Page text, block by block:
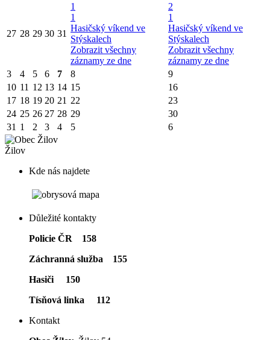
27 28 29 30 31
1
1
Hasičský víkend ve
Stýskalech
Zobrazit všechny
záznamy ze dne
2
1
Hasičský víkend ve
Stýskalech
Zobrazit všechny
záznamy ze dne
3
4 5 6 7 8
9
10 11 12 13 14 15
16
17 18 19 20 21 22
23
24 25 26 27 28 29
30
31 1 2 3 4 5 6
Žilov
Kde nás najdete
Důležité kontakty
Policie ČR 158
Záchranná služba 155
Hasiči 150
Tísňová linka 112
Kontakt